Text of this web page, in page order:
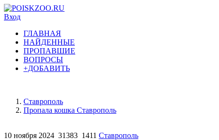
Вход
ГЛАВНАЯ
НАЙДЕННЫЕ
ПРОПАВШИЕ
ВОПРОСЫ
+ДОБАВИТЬ
Ставрополь
Пропала кошка Ставрополь
10 ноября 2024 31383 1411 Ставрополь